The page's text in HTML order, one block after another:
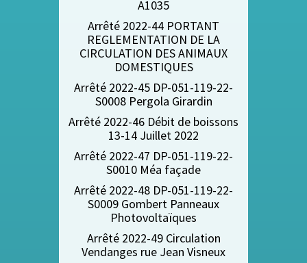
A1035
Arrêté 2022-44 PORTANT
REGLEMENTATION DE LA
CIRCULATION DES ANIMAUX
DOMESTIQUES
Arrêté 2022-45 DP-051-119-22-
S0008 Pergola Girardin
Arrêté 2022-46 Débit de boissons
13-14 Juillet 2022
Arrêté 2022-47 DP-051-119-22-
S0010 Méa façade
Arrêté 2022-48 DP-051-119-22-
S0009 Gombert Panneaux
Photovoltaïques
Arrêté 2022-49 Circulation
Vendanges rue Jean Visneux